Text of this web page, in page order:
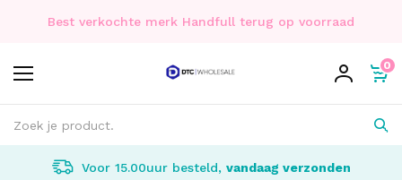
Best verkochte merk Handfull terug op voorraad
0
Voor 15.00uur besteld, vandaag verzonden